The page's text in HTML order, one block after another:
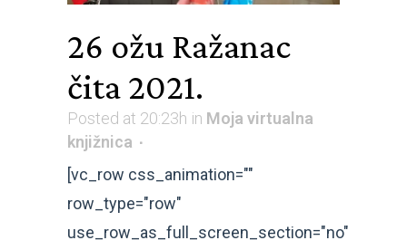
26 ožu Ražanac
čita 2021.
Posted at 20:23h in Moja virtualna
knjižnica
[vc_row css_animation=""
row_type="row"
use_row_as_full_screen_section="no"